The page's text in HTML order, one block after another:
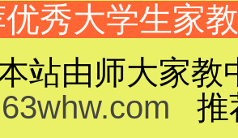
秀大学生家
站由师大家教
推